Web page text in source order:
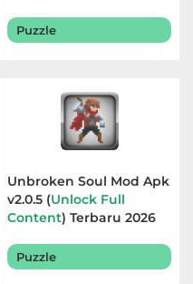
Puzzle
Unbroken Soul Mod Apk
v2.0.5 (Unlock Full
Content) Terbaru 2026
Puzzle